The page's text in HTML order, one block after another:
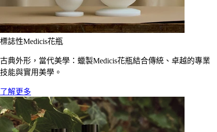
標誌性Medicis花瓶
古典外形，當代美學：蠟製Medicis花瓶結合傳統、卓越的專業
技能與實用美學。
了解更多